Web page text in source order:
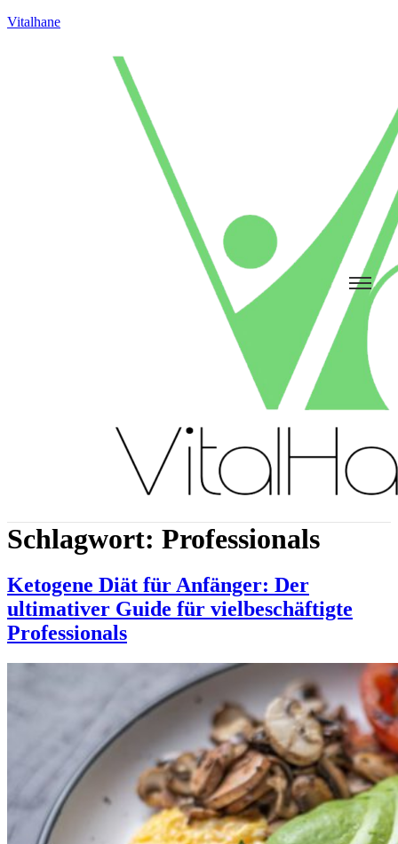
Vitalhane
Schlagwort: Professionals
Ketogene Diät für Anfänger: Der
ultimativer Guide für vielbeschäftigte
Professionals